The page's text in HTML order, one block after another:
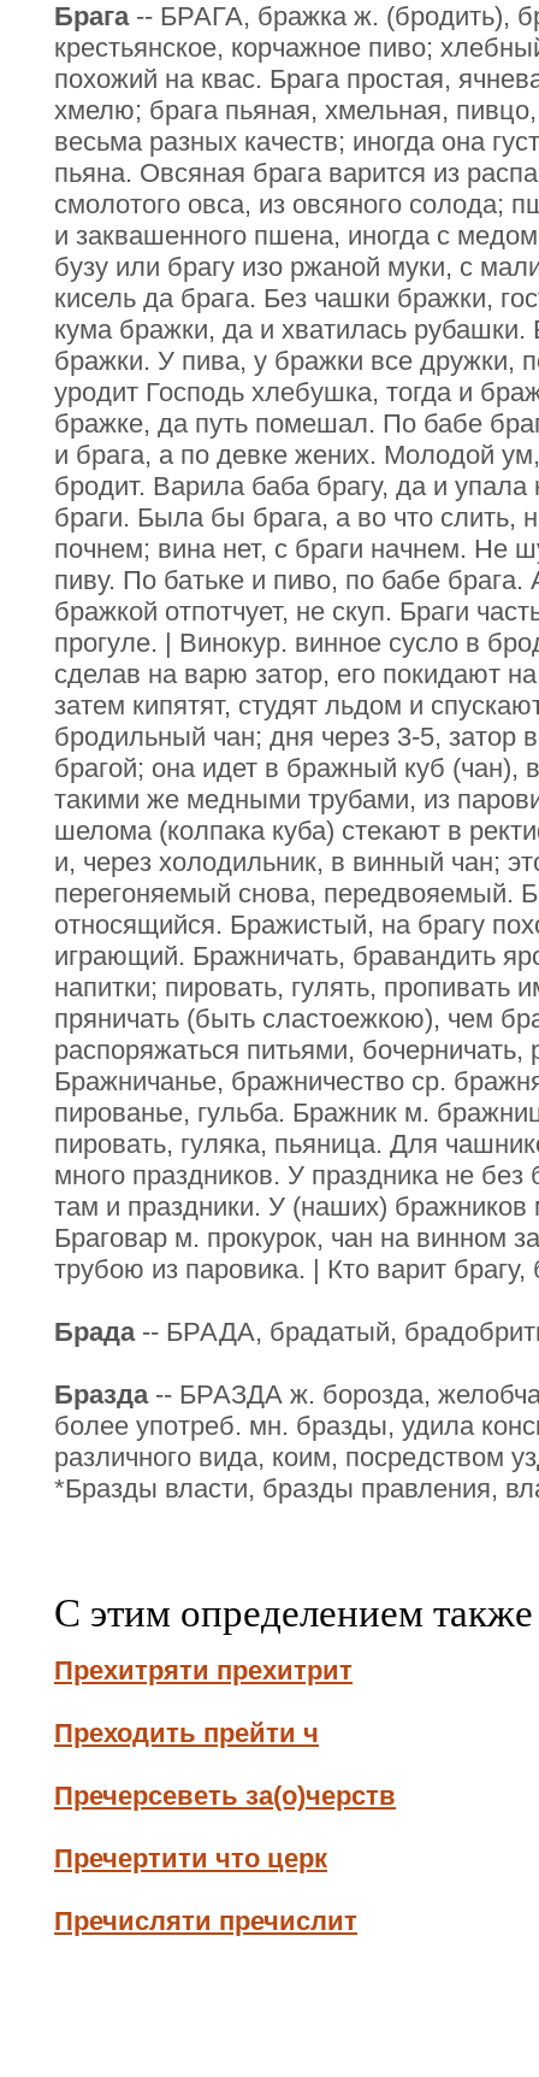
Брага-- БРАГА, бражка ж. (бродить),
крестьянское, корчажное пиво;
похожий на квас. Брага простая,
хмелю; брага пьяная, хмельная,
весьма разных качеств; иногда она
пьяна. Овсяная брага варится из
смолотого овса, из овсяного солода;
и заквашенного пшена, иногда с
бузу или брагу изо ржаной муки, с
кисель да брага. Без чашки бражки,
кума бражки, да и хватилась
бражки. У пива, у бражки все дружки,
уродит Господь хлебушка, тогда и
бражке, да путь помешал. По бабе
и брага, а по девке жених. Молодой
бродит. Варила баба брагу, да и упала
браги. Была бы брага, а во что слить,
почнем; вина нет, с браги начнем. Не
пиву. По батьке и пиво, по бабе
бражкой отпотчует, не скуп. Браги
прогуле. | Винокур. винное сусло в
сделав на варю затор, его покидают
затем кипятят, студят льдом и
бродильный чан; дня через 3-5, затор
брагой; она идет в бражный куб (чан),
такими же медными трубами, из
шелома (колпака куба) стекают в
и, через холодильник, в винный чан;
перегоняемый снова, передвояемый.
относящийся. Бражистый, на брагу
играющий. Бражничать, бравандить
напитки; пировать, гулять, пропивать
пряничать (быть сластоежкою), чем
распоряжаться питьями, бочерничать,
Бражничанье, бражничество ср.
пированье, гульба. Бражник м.
пировать, гуляка, пьяница. Для
много праздников. У праздника не
там и праздники. У (наших) бражников
Браговар м. прокурок, чан на винном
трубою из паровика. | Кто варит брагу,
Брада-- БРАДА, брадатый,
Бразда-- БРАЗДА ж. борозда,
более употреб. мн. бразды, удила
различного вида, коим, посредством
*Бразды власти, бразды правления,
С этим определением
Прехитряти прехитрит
Преходить прейти ч
Пречерсеветь за(о)черств
Пречертити что церк
Пречисляти пречислит